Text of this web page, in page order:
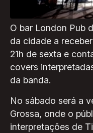
novembro.
O bar London Pub
da cidade a
21h de sexta e
covers
da banda.
No sábado será a
Grossa, onde o
interpretações de